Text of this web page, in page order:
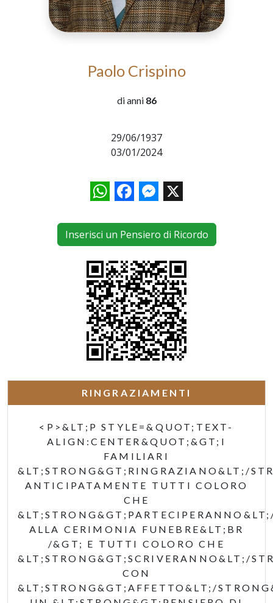
Paolo Crispino
di anni 86
29/06/1937
03/01/2024
WhatsAppFacebookMessenger
X
Inserisci un Pensiero di Ricordo
RINGRAZIAMENTI
<P>&LT;P STYLE=&QUOT;TEXT-
ALIGN:CENTER&QUOT;&GT;I
FAMILIARI
&LT;STRONG&GT;RINGRAZIANO&LT;/
ANTICIPATAMENTE TUTTI COLORO
CHE
ALLA CERIMONIA FUNEBRE&LT;BR
/&GT; E TUTTI COLORO CHE
&LT;STRONG&GT;SCRIVERANNO&LT;/
CON
&LT;STRONG&GT;AFFETTO&LT;/